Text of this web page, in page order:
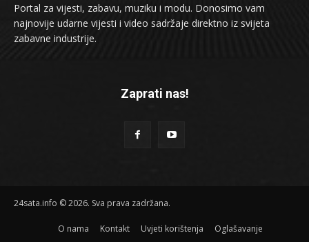
Portal za vijesti, zabavu, muziku i modu. Donosimo vam
najnovije udarne vijesti i video sadržaje direktno iz svijeta
zabavne industrije.
Zaprati nas!
24sata.info © 2026. Sva prava zadržana.
O nama Kontakt Uvjeti korištenja Oglašavanje